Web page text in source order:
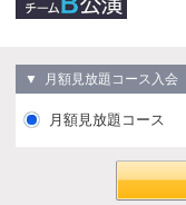
▼ 月額見放題コース入会
月額見放題コース